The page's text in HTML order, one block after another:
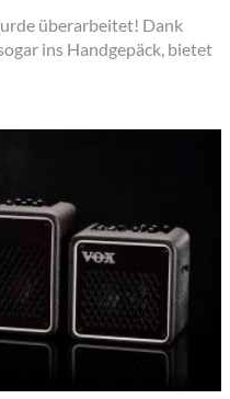
überarbeitet! Dank
ins Handgepäck, bietet